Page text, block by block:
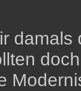
damals